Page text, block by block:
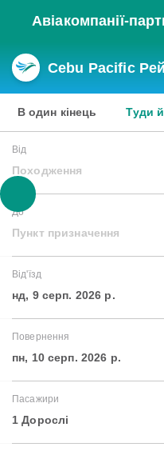
Авіакомпанії-
Cebu Pacific
В один кінець Туди
Від
Походження
До
Пункт призначення
Від'їзд
нд, 9 серп. 2026 р.
Повернення
пн, 10 серп. 2026 р.
Пасажири
1 Дорослі